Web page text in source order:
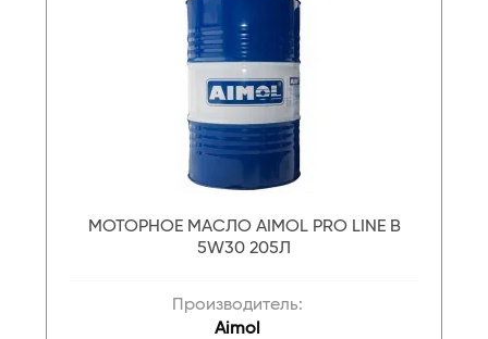
МОТОРНОЕ МАСЛО AIMOL PRO LINE B
5W30 205Л
Производитель:
Aimol